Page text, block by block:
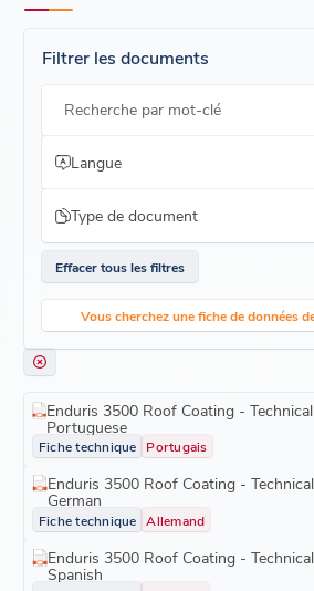
Filtrer les documents
Recherche par mot-clé
Langue
Type de document
Effacer tous les filtres
Vous cherchez une fiche de données
Enduris 3500 Roof Coating -
Portuguese
Fiche technique Portugais
Enduris 3500 Roof Coating -
German
Fiche technique Allemand
Enduris 3500 Roof Coating -
Spanish